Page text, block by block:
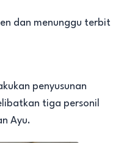
dan menunggu terbit
penyusunan
tiga personil
Ayu.